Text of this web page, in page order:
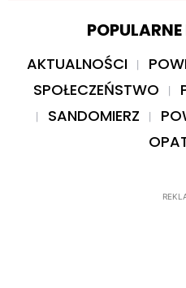
AKTUALNOŚCI
SPOŁECZEŃSTWO
SANDOMIERZ